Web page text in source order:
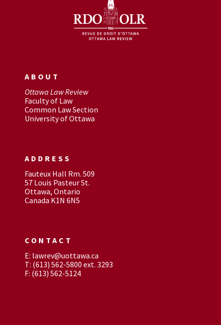
ABOUT
Ottawa Law Review
Faculty of Law
Common Law Section
University of Ottawa
ADDRESS
Fauteux Hall Rm. 509
57 Louis Pasteur St.
Ottawa, Ontario
Canada K1N 6N5
CONTACT
E: lawrev@uottawa.ca
T: (613) 562-5800 ext. 3293
F: (613) 562-5124